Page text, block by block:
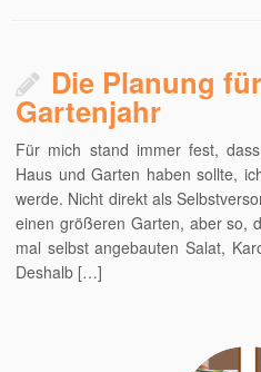
Die Planung
Gartenjahr
Für mich stand immer fest,
Haus und Garten haben sollte,
werde. Nicht direkt als
einen größeren Garten, aber so,
mal selbst angebauten Salat,
Deshalb […]